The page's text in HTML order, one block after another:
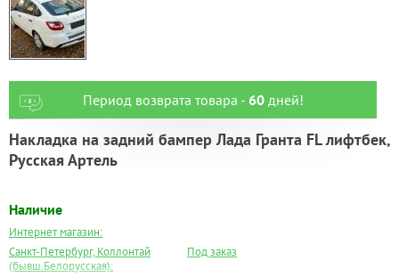
Период возврата товара - 60дней!
Накладка на задний бампер Лада Гранта FL лифтбек,
Русская Артель
Наличие
Интернет магазин:
Санкт-Петербург, Коллонтай
(бывш.Белорусская):
Под заказ